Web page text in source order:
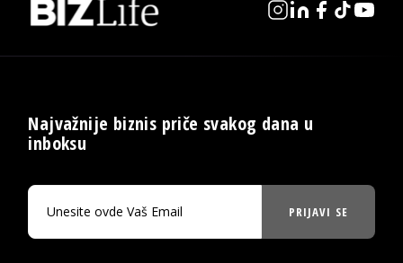
Najvažnije biznis priče svakog dana u
inboksu
PRIJAVI SE